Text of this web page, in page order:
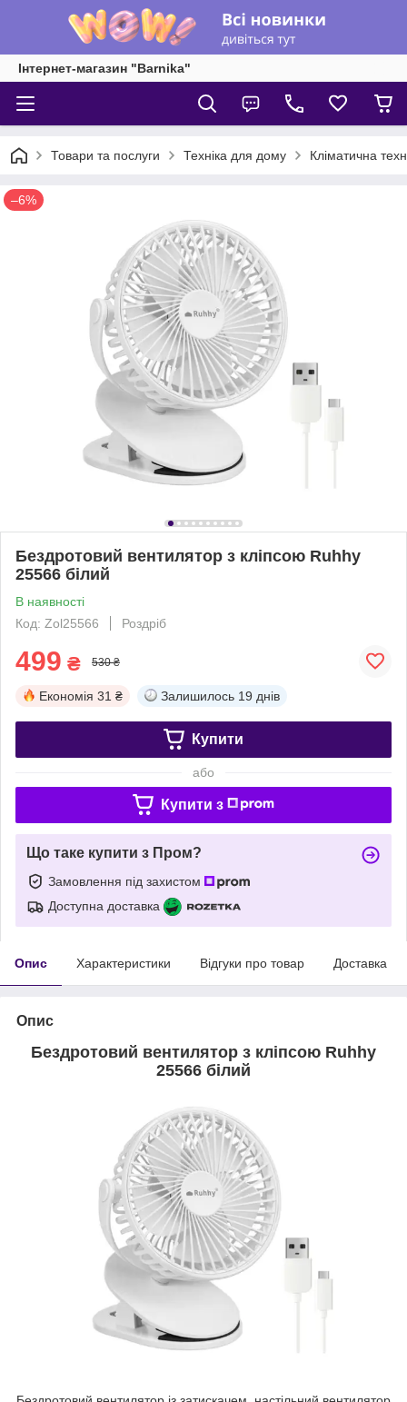
Інтернет-магазин "Barnika"
Товари та послуги Техніка для дому Кліматична
–6%
Бездротовий вентилятор з кліпсою Ruhhy
25566 білий
В наявності
Код: Zol25566
Роздріб
499 ₴ 530 ₴
Економія 31 ₴ Залишилось 19 днів
Купити
або
Купити з
Що таке купити з Пром?
Замовлення під захистом
Доступна доставка
Опис Характеристики Відгуки про товар Доставка
Опис
Бездротовий вентилятор з кліпсою Ruhhy
25566 білий